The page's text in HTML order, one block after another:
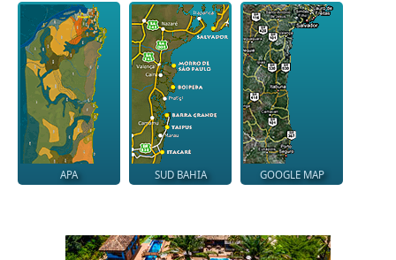
APA SUD BAHIA GOOGLE MAP